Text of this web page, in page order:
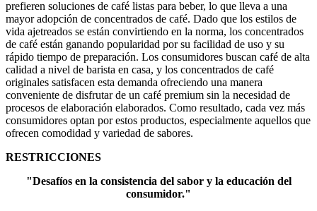
prefieren soluciones de café listas para beber, lo que lleva a una
mayor adopción de concentrados de café. Dado que los estilos de
vida ajetreados se están convirtiendo en la norma, los concentrados
de café están ganando popularidad por su facilidad de uso y su
rápido tiempo de preparación. Los consumidores buscan café de alta
calidad a nivel de barista en casa, y los concentrados de café
originales satisfacen esta demanda ofreciendo una manera
conveniente de disfrutar de un café premium sin la necesidad de
procesos de elaboración elaborados. Como resultado, cada vez más
consumidores optan por estos productos, especialmente aquellos que
ofrecen comodidad y variedad de sabores.
RESTRICCIONES
"Desafíos en la consistencia del sabor y la educación del
consumidor."